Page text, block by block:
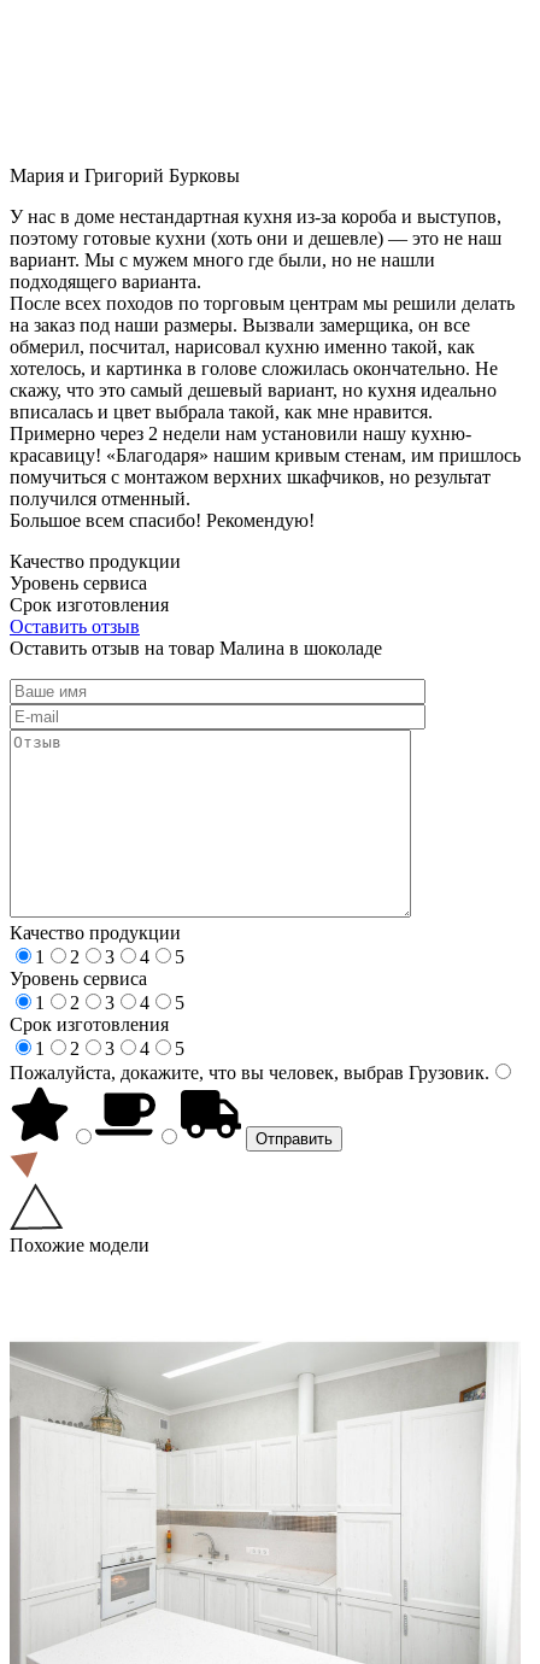
Мария и Григорий Бурковы
У нас в доме нестандартная кухня из-за короба и выступов,
поэтому готовые кухни (хоть они и дешевле) — это не наш
вариант. Мы с мужем много где были, но не нашли
подходящего варианта.
После всех походов по торговым центрам мы решили делать
на заказ под наши размеры. Вызвали замерщика, он все
обмерил, посчитал, нарисовал кухню именно такой, как
хотелось, и картинка в голове сложилась окончательно. Не
скажу, что это самый дешевый вариант, но кухня идеально
вписалась и цвет выбрала такой, как мне нравится.
Примерно через 2 недели нам установили нашу кухню-
красавицу! «Благодаря» нашим кривым стенам, им пришлось
помучиться с монтажом верхних шкафчиков, но результат
получился отменный.
Большое всем спасибо! Рекомендую!
Качество продукции
Уровень сервиса
Срок изготовления
Оставить отзыв
Оставить отзыв на товар Малина в шоколаде
Качество продукции
1
2 3 4
5
Уровень сервиса
1
2 3 4
5
Срок изготовления
1
2 3 4
5
Пожалуйста, докажите, что вы человек, выбрав Грузовик.
Похожие модели